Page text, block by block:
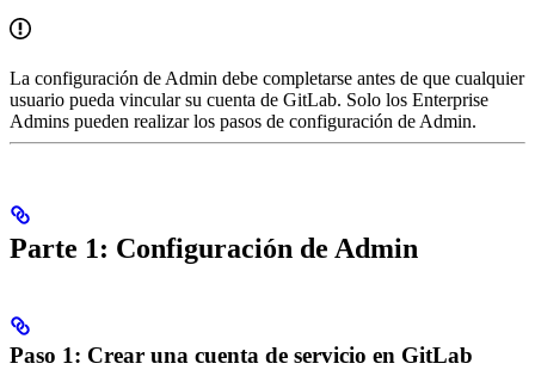
La configuración de Admin debe completarse antes de que cualquier
usuario pueda vincular su cuenta de GitLab. Solo los Enterprise
Admins pueden realizar los pasos de configuración de Admin.
Parte 1: Configuración de Admin
Paso 1: Crear una cuenta de servicio en GitLab